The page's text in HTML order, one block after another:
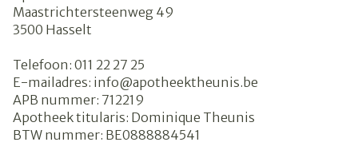
Maastrichtersteenweg 49
3500 Hasselt
Telefoon: 011 22 27 25
E-mailadres: info@apotheektheunis.be
APB nummer: 712219
Apotheek titularis: Dominique Theunis
BTW nummer: BE0888884541